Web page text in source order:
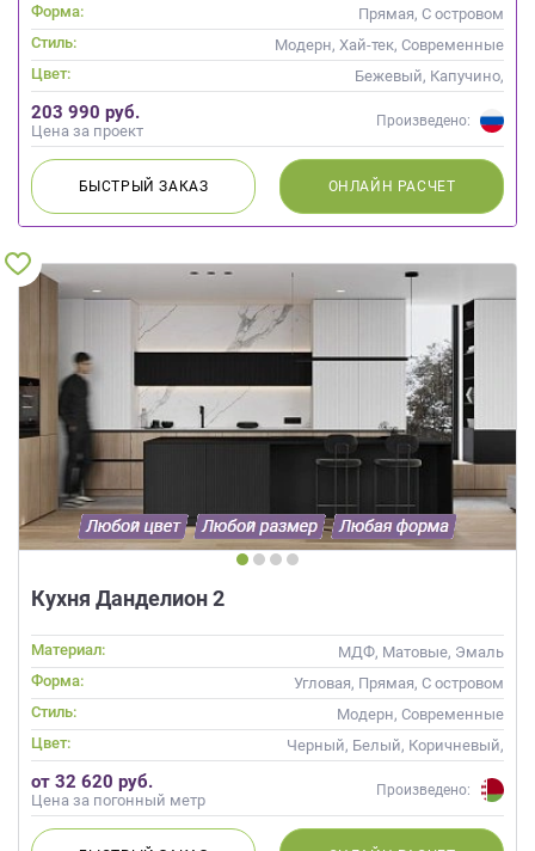
УФ лак, Стекло
Форма:
Прямая, С островом
Стиль:
Модерн, Хай-тек, Современные
Цвет:
Бежевый, Капучино,
Кремовый, Слоновая кость
203 990 руб.
Цена за проект
Произведено:
БЫСТРЫЙЗАКАЗ ОНЛАЙН РАСЧЕТ
Кухня Данделион 2
Материал:
МДФ, Матовые, Эмаль
Форма:
Угловая, Прямая, С островом
Стиль:
Модерн, Современные
Цвет:
Черный, Белый, Коричневый,
Белый верх темный низ
от 32 620 руб.
Цена за погонный метр
Произведено: